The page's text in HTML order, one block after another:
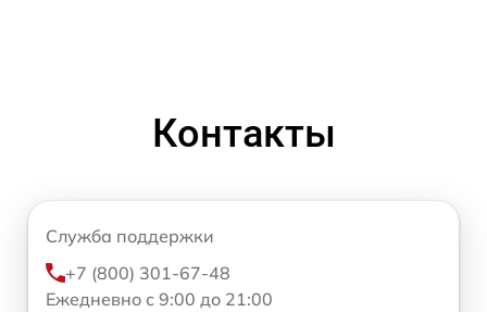
Контакты
Служба поддержки
+7 (800) 301-67-48
Ежедневно с 9:00 до 21:00